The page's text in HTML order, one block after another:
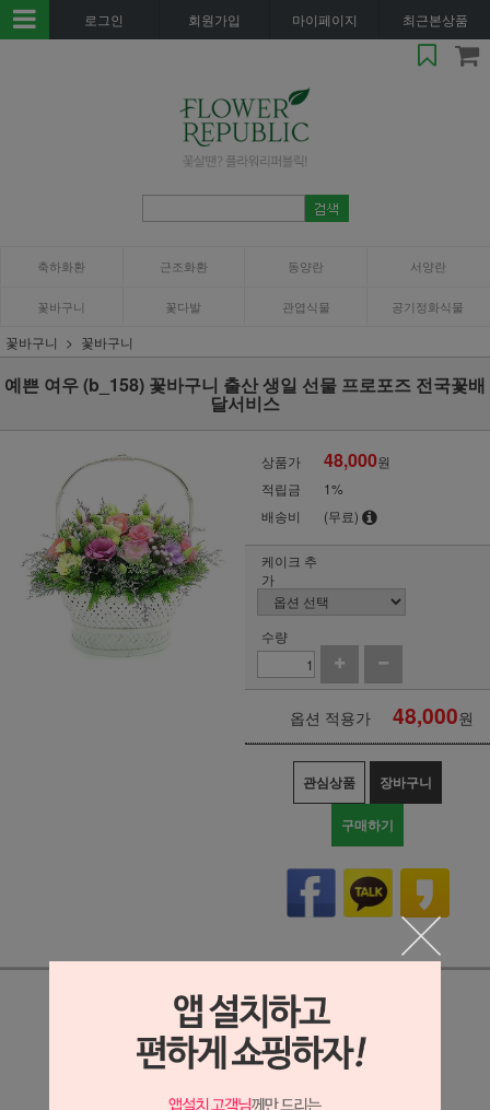
로그인 회원가입 마이페이지 최근본상품
축하화환 근조화환 동양란 서양란
꽃바구니 꽃다발 관엽식물 공기정화식물
꽃바구니 꽃바구니
예쁜 여우 (b_158) 꽃바구니 출산 생일 선물 프로포즈 전국꽃배
달서비스
상품가 48,000원
적립금
1%
배송비
(무료)
케이크 추
가
수량
옵션 적용가 48,000원
관심상품 장바구니
구매하기
상세정보 새창 열기